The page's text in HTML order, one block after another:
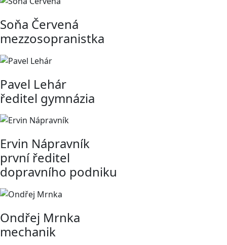
Soňa Červená
mezzosopranistka
Pavel Lehár
ředitel gymnázia
Ervin Nápravník
první ředitel
dopravního podniku
Ondřej Mrnka
mechanik